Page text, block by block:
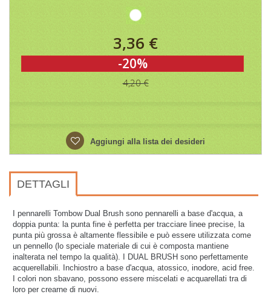
3,36 €
-20%
4,20 €
Aggiungi alla lista dei desideri
DETTAGLI
I pennarelli Tombow Dual Brush sono pennarelli a base d'acqua, a
doppia punta: la punta fine è perfetta per tracciare linee precise, la
punta più grossa è altamente flessibile e può essere utilizzata come
un pennello (lo speciale materiale di cui è composta mantiene
inalterata nel tempo la qualità). I DUAL BRUSH sono perfettamente
acquerellabili.
Inchiostro a base d'acqua, atossico, inodore, acid free.
I colori non sbavano, possono essere miscelati e acquarellati tra di
loro per crearne di nuovi.